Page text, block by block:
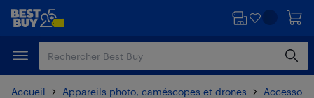
Passer
principal
Passer
Accueil Appareils photo, caméscopes et drones